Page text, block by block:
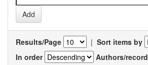
Results/Page | Sort items by
In order
Authors/record